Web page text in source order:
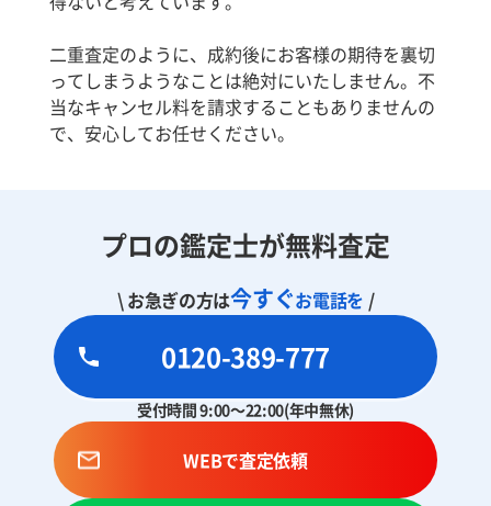
二重査定のように、成約後にお客様の期待を裏切
ってしまうようなことは絶対にいたしません。不
当なキャンセル料を請求することもありませんの
で、安心してお任せください。
プロの鑑定士が無料査定
\ お急ぎの方は今すぐお電話を /
0120-389-777
受付時間 9:00～22:00(年中無休)
WEBで査定依頼